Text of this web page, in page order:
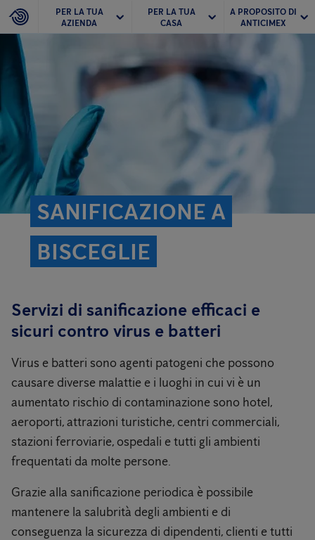
PER LA TUA
AZIENDA
PER LA TUA
CASA
A PROPOSITO DI
ANTICIMEX
SANIFICAZIONE A
BISCEGLIE
Servizi di sanificazione efficaci e
sicuri contro virus e batteri
Virus e batteri sono agenti patogeni che possono
causare diverse malattie e i luoghi in cui vi è un
aumentato rischio di contaminazione sono hotel,
aeroporti, attrazioni turistiche, centri commerciali,
stazioni ferroviarie, ospedali e tutti gli ambienti
frequentati da molte persone.
Grazie alla sanificazione periodica è possibile
mantenere la salubrità degli ambienti e di
conseguenza la sicurezza di dipendenti, clienti e tutti